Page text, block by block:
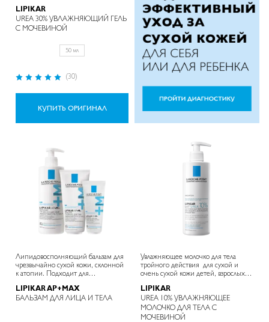
LIPIKAR
UREA 30% УВЛАЖНЯЮЩИЙ ГЕЛЬ
С МОЧЕВИНОЙ
50 мл
Рейтинг:
(30)
КУПИТЬ ОРИГИНАЛ
Липидовосполняющий бальзам для
чрезвычайно сухой кожи, склонной
к атопии. Подходит для
LIPIKAR AP+MAX
БАЛЬЗАМ ДЛЯ ЛИЦА И ТЕЛА
Увлажняющее молочко для тела
тройного действия для сухой и
очень сухой кожи детей, взрослых и
LIPIKAR
UREA 10% УВЛАЖНЯЮЩЕЕ
МОЛОЧКО ДЛЯ ТЕЛА С
МОЧЕВИНОЙ